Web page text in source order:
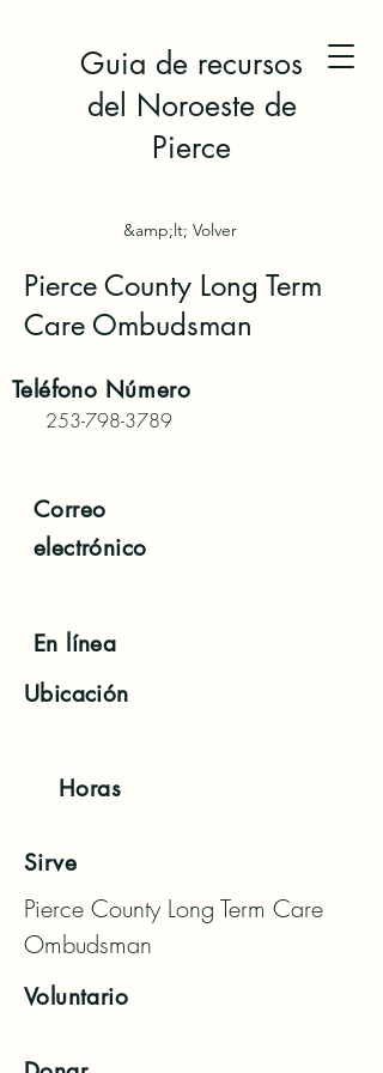
Guia de recursos
del Noroeste de
Pierce
&amp;lt; Volver
Pierce County Long Term
Care Ombudsman
Teléfono Número
253-798-3789
Correo
electrónico
En línea
Ubicación
Horas
Sirve
Pierce County Long Term Care
Ombudsman
Voluntario